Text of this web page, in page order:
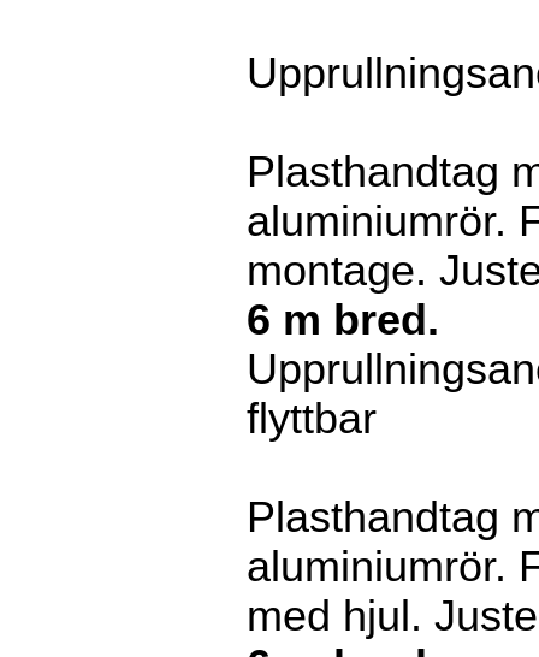
Plasthandtag
aluminiumrör.
montage.
6 m bred.
flyttbar
Plasthandtag
aluminiumrör.
med hjul.